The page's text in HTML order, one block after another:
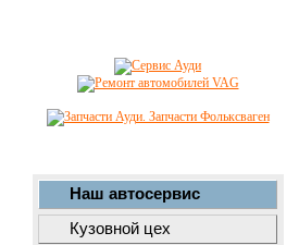
Наш автосервис
Кузовной цех